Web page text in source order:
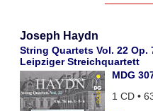
Joseph Haydn
String Quartets Vol. 22 Op.
Leipziger Streichquartett
MDG
1 CD •